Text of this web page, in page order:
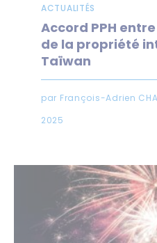
ACTUALITÉS
Accord PPH entre
de la propriété
Taïwan
par François-Adrien
2025